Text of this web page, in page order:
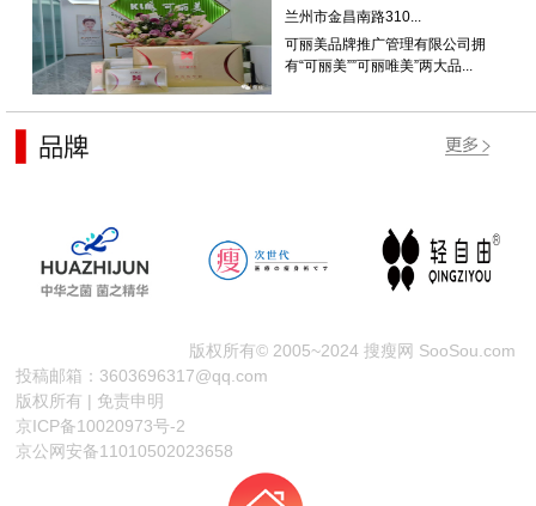
兰州市金昌南路310...
可丽美品牌推广管理有限公司拥
有“可丽美””可丽唯美”两大品...
版权所有© 2005~2024 搜瘦网 SooSou.com
投稿邮箱：3603696317@qq.com
版权所有 | 免责申明
京ICP备10020973号-2
京公网安备11010502023658